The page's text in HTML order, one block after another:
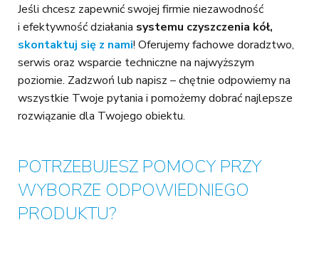
Jeśli chcesz zapewnić swojej firmie niezawodność
i efektywność działania systemu czyszczenia kół,
skontaktuj się z nami! Oferujemy fachowe doradztwo,
serwis oraz wsparcie techniczne na najwyższym
poziomie. Zadzwoń lub napisz – chętnie odpowiemy na
wszystkie Twoje pytania i pomożemy dobrać najlepsze
rozwiązanie dla Twojego obiektu.
POTRZEBUJESZ POMOCY PRZY
WYBORZE ODPOWIEDNIEGO
PRODUKTU?